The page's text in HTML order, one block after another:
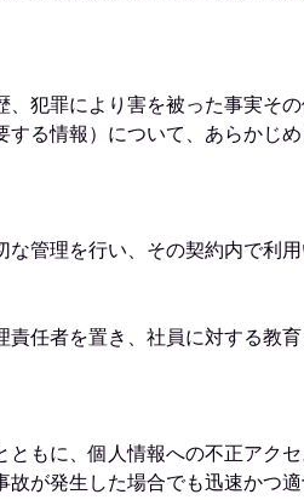
犯罪により害を被った事実そ
る情報）について、あらかじ
管理を行い、その契約内で利用
任者を置き、社員に対する教
もに、個人情報への不正アク
が発生した場合でも迅速かつ